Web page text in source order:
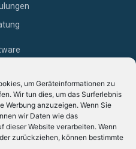
um Geräteinformationen zu
Wir tun dies, um das Surferlebnis
Werbung anzuzeigen. Wenn Sie
wir Daten wie das
dieser Website verarbeiten. Wenn
zurückziehen, können bestimmte